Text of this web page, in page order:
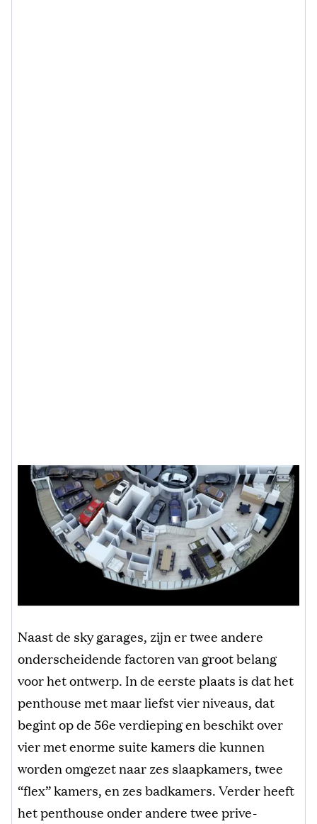
Naast de sky garages, zijn er twee andere
onderscheidende factoren van groot belang
voor het ontwerp. In de eerste plaats is dat het
penthouse met maar liefst vier niveaus, dat
begint op de 56e verdieping en beschikt over
vier met enorme suite kamers die kunnen
worden omgezet naar zes slaapkamers, twee
“flex” kamers, en zes badkamers. Verder heeft
het penthouse onder andere twee prive-